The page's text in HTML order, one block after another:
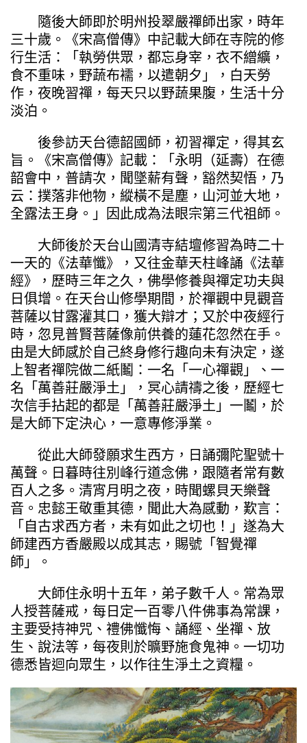
隨後大師即於明州投翠嚴禪師出家，時年
三十歲。《宋高僧傳》中記載大師在寺院的修
行生活：「執勞供眾，都忘身宰，衣不繒纊，
食不重味，野蔬布襦，以遣朝夕」，白天勞
作，夜晚習禪，每天只以野蔬果腹，生活十分
淡泊。
後參訪天台德韶國師，初習禪定，得其玄
旨。《宋高僧傳》記載：「永明（延壽）在德
韶會中，普請次，聞墜薪有聲，豁然契悟，乃
云：撲落非他物，縱橫不是塵，山河並大地，
全露法王身。」因此成為法眼宗第三代祖師。
大師後於天台山國清寺結壇修習為時二十
一天的《法華懺》，又往金華天柱峰誦《法華
經》，歷時三年之久，佛學修養與禪定功夫與
日俱增。在天台山修學期間，於禪觀中見觀音
菩薩以甘露灌其口，獲大辯才；又於中夜經行
時，忽見普賢菩薩像前供養的蓮花忽然在手。
由是大師感於自己終身修行趣向未有決定，遂
上智者禪院做二紙鬮：一名「一心禪觀」、一
名「萬善莊嚴淨土」，冥心請禱之後，歷經七
次信手拈起的都是「萬善莊嚴淨土」一鬮，於
是大師下定決心，一意專修淨業。
從此大師發願求生西方，日誦彌陀聖號十
萬聲。日暮時往別峰行道念佛，跟隨者常有數
百人之多。清宵月明之夜，時聞螺貝天樂聲
音。忠懿王敬重其德，聞此大為感動，歎言：
「自古求西方者，未有如此之切也！」遂為大
師建西方香嚴殿以成其志，賜號「智覺禪
師」。
大師住永明十五年，弟子數千人。常為眾
人授菩薩戒，每日定一百零八件佛事為常課，
主要受持神咒、禮佛懺悔、誦經、坐禪、放
生、說法等，每夜則於曠野施食鬼神。一切功
德悉皆迴向眾生，以作往生淨土之資糧。